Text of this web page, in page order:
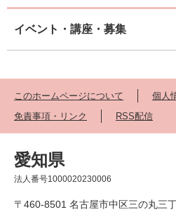
イベント・講座・募集
このホームページについて
個人
免責事項・リンク
RSS配信
愛知県
法人番号1000020230006
〒460-8501 名古屋市中区三の丸三